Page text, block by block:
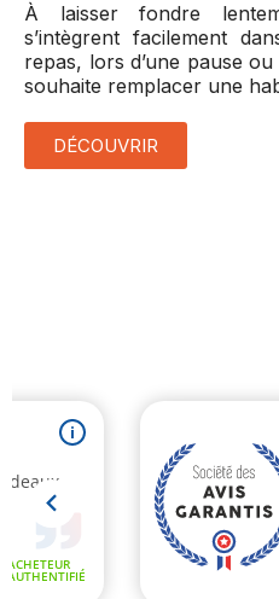
À laisser fondre
s’intègrent facilement
repas, lors d’une pause
souhaite remplacer une
DÉCOUVRIR